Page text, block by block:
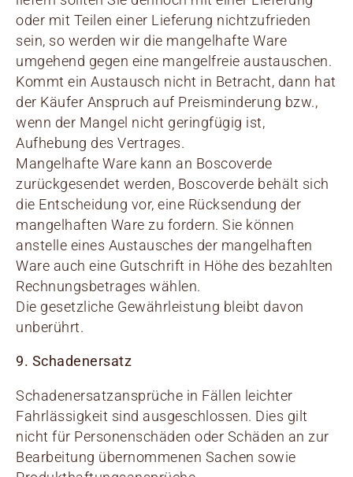
oder mit Teilen einer Lieferung nichtzufrieden
sein, so werden wir die mangelhafte Ware
umgehend gegen eine mangelfreie austauschen.
Kommt ein Austausch nicht in Betracht, dann hat
der Käufer Anspruch auf Preisminderung bzw.,
wenn der Mangel nicht geringfügig ist,
Aufhebung des Vertrages.
Mangelhafte Ware kann an Boscoverde
zurückgesendet werden, Boscoverde behält sich
die Entscheidung vor, eine Rücksendung der
mangelhaften Ware zu fordern. Sie können
anstelle eines Austausches der mangelhaften
Ware auch eine Gutschrift in Höhe des bezahlten
Rechnungsbetrages wählen.
Die gesetzliche Gewährleistung bleibt davon
unberührt.
9. Schadenersatz
Schadenersatzansprüche in Fällen leichter
Fahrlässigkeit sind ausgeschlossen. Dies gilt
nicht für Personenschäden oder Schäden an zur
Bearbeitung übernommenen Sachen sowie